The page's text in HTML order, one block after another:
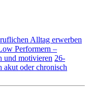
Alltag erwerben
Performern –
und motivieren 26-
akut oder chronisch